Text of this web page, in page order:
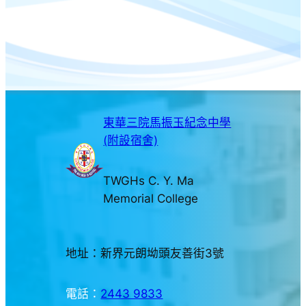
東華三院馬振玉紀念中學
(附設宿舍)
TWGHs C. Y. Ma
Memorial College
地址：新界元朗坳頭友善街3號
電話： 2443 9833